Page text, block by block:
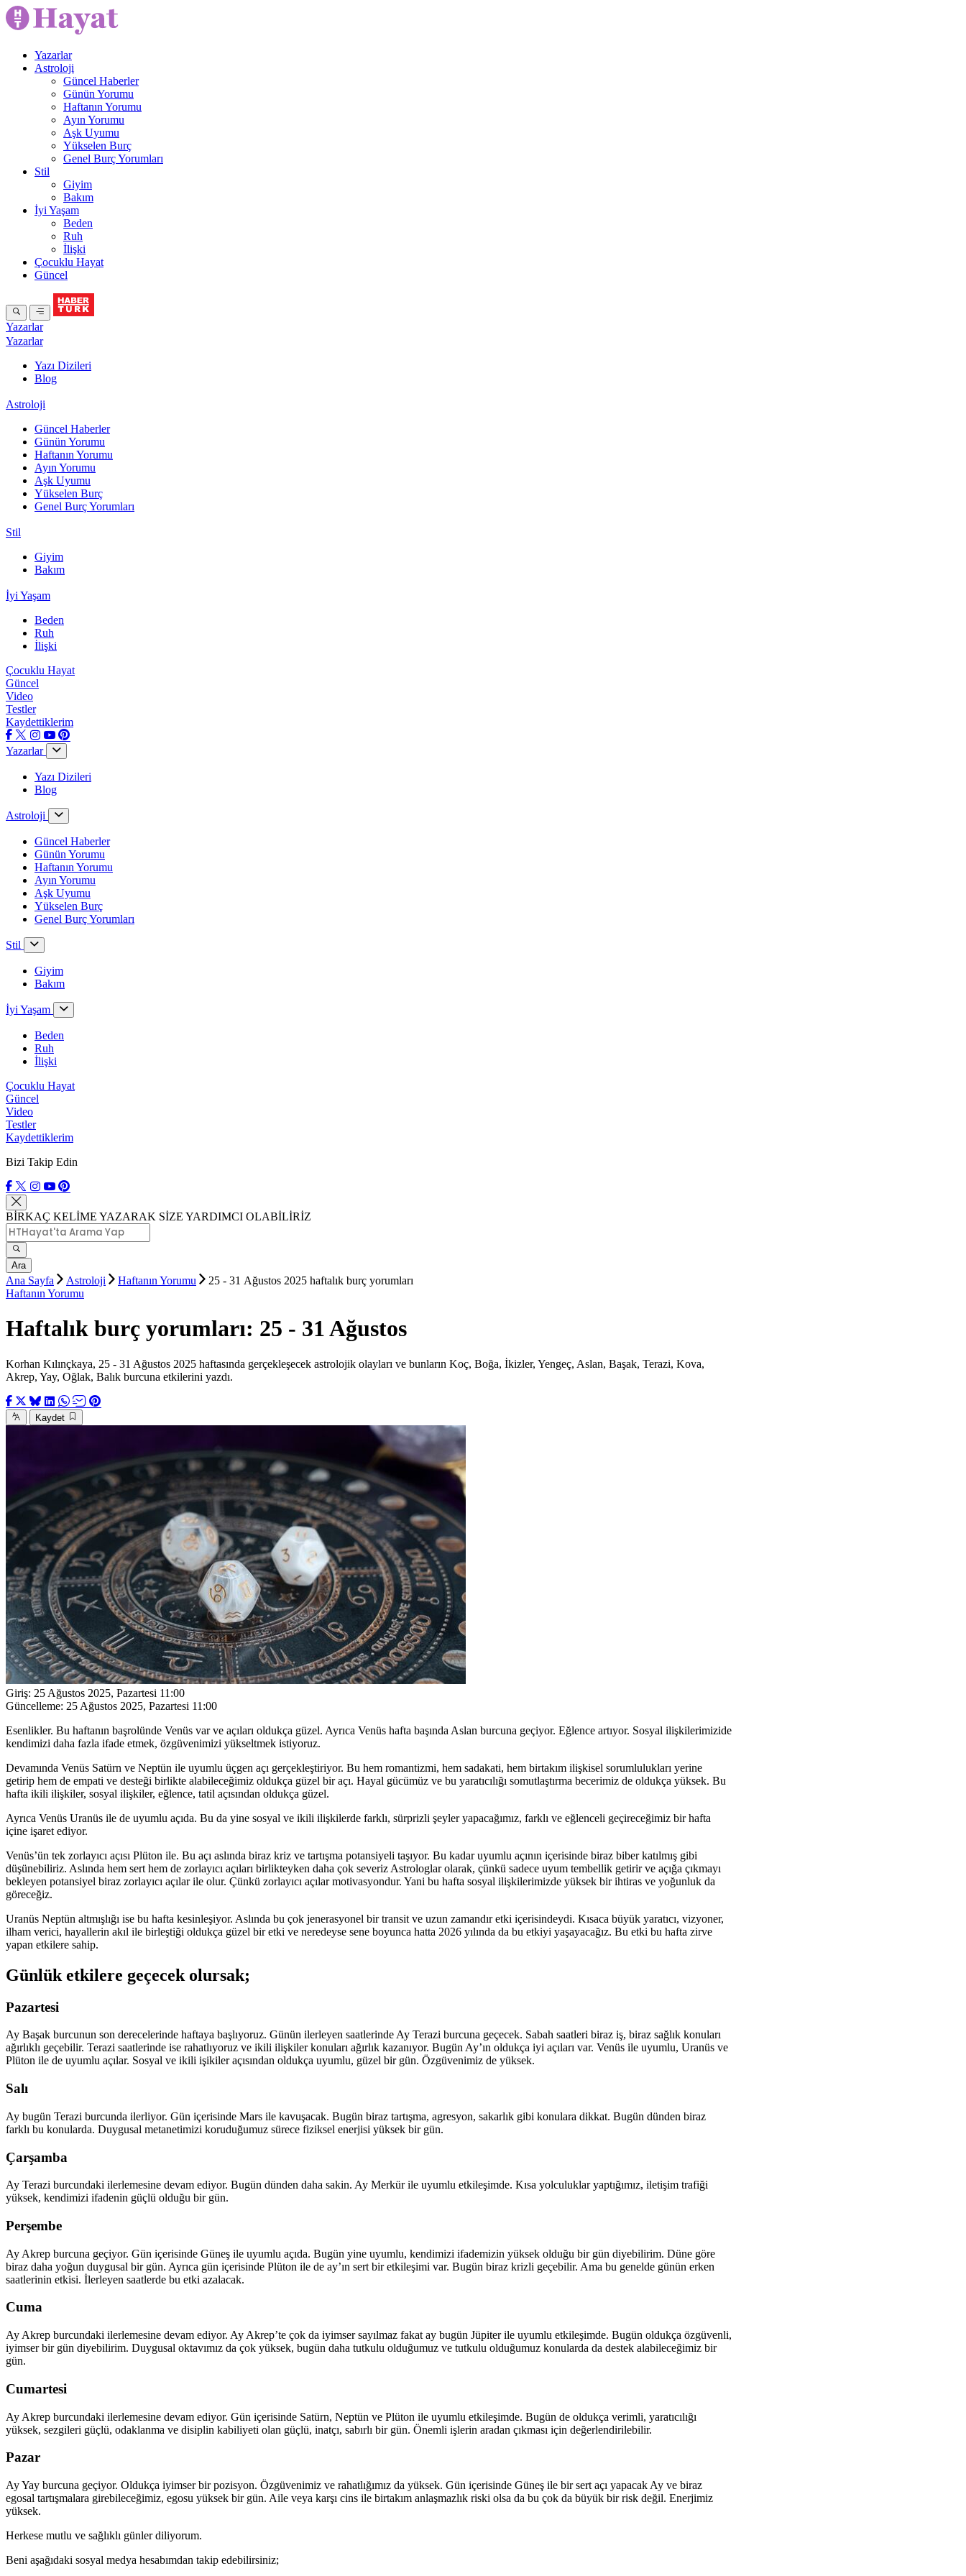
Yazarlar
Astroloji
Güncel Haberler
Günün Yorumu
Haftanın Yorumu
Ayın Yorumu
Aşk Uyumu
Yükselen Burç
Genel Burç Yorumları
Stil
Giyim
Bakım
İyi Yaşam
Beden
Ruh
İlişki
Çocuklu Hayat
Güncel
Yazarlar
Yazarlar
Yazı Dizileri
Blog
Astroloji
Güncel Haberler
Günün Yorumu
Haftanın Yorumu
Ayın Yorumu
Aşk Uyumu
Yükselen Burç
Genel Burç Yorumları
Stil
Giyim
Bakım
İyi Yaşam
Beden
Ruh
İlişki
Çocuklu Hayat
Güncel
Video
Testler
Kaydettiklerim
Yazarlar
Yazı Dizileri
Blog
Astroloji
Güncel Haberler
Günün Yorumu
Haftanın Yorumu
Ayın Yorumu
Aşk Uyumu
Yükselen Burç
Genel Burç Yorumları
Stil
Giyim
Bakım
İyi Yaşam
Beden
Ruh
İlişki
Çocuklu Hayat
Güncel
Video
Testler
Kaydettiklerim
Bizi Takip Edin
BİRKAÇ KELİME YAZARAK SİZE YARDIMCI OLABİLİRİZ
Ara
Ana Sayfa Astroloji Haftanın Yorumu
25 - 31 Ağustos 2025 haftalık burç yorumları
Haftanın Yorumu
Haftalık burç yorumları: 25 - 31 Ağustos
Korhan Kılınçkaya, 25 - 31 Ağustos 2025 haftasında gerçekleşecek astrolojik olayları ve bunların Koç, Boğa, İkizler, Yengeç, Aslan, Başak, Terazi, Kova,
Akrep, Yay, Oğlak, Balık burcuna etkilerini yazdı.
Kaydet
Giriş: 25 Ağustos 2025, Pazartesi 11:00
Güncelleme: 25 Ağustos 2025, Pazartesi 11:00
Esenlikler. Bu haftanın başrolünde Venüs var ve açıları oldukça güzel. Ayrıca Venüs hafta başında Aslan burcuna geçiyor. Eğlence artıyor. Sosyal ilişkilerimizide
kendimizi daha fazla ifade etmek, özgüvenimizi yükseltmek istiyoruz.
Devamında Venüs Satürn ve Neptün ile uyumlu üçgen açı gerçekleştiriyor. Bu hem romantizmi, hem sadakati, hem birtakım ilişkisel sorumlulukları yerine
getirip hem de empati ve desteği birlikte alabileceğimiz oldukça güzel bir açı. Hayal gücümüz ve bu yaratıcılığı somutlaştırma becerimiz de oldukça yüksek. Bu
hafta ikili ilişkiler, sosyal ilişkiler, eğlence, tatil açısından oldukça güzel.
Ayrıca Venüs Uranüs ile de uyumlu açıda. Bu da yine sosyal ve ikili ilişkilerde farklı, sürprizli şeyler yapacağımız, farklı ve eğlenceli geçireceğimiz bir hafta
içine işaret ediyor.
Venüs’ün tek zorlayıcı açısı Plüton ile. Bu açı aslında biraz kriz ve tartışma potansiyeli taşıyor. Bu kadar uyumlu açının içerisinde biraz biber katılmış gibi
düşünebiliriz. Aslında hem sert hem de zorlayıcı açıları birlikteyken daha çok severiz Astrologlar olarak, çünkü sadece uyum tembellik getirir ve açığa çıkmayı
bekleyen potansiyel biraz zorlayıcı açılar ile olur. Çünkü zorlayıcı açılar motivasyondur. Yani bu hafta sosyal ilişkilerimizde yüksek bir ihtiras ve yoğunluk da
göreceğiz.
Uranüs Neptün altmışlığı ise bu hafta kesinleşiyor. Aslında bu çok jenerasyonel bir transit ve uzun zamandır etki içerisindeydi. Kısaca büyük yaratıcı, vizyoner,
ilham verici, hayallerin akıl ile birleştiği oldukça güzel bir etki ve neredeyse sene boyunca hatta 2026 yılında da bu etkiyi yaşayacağız. Bu etki bu hafta zirve
yapan etkilere sahip.
Günlük etkilere geçecek olursak;
Pazartesi
Ay Başak burcunun son derecelerinde haftaya başlıyoruz. Günün ilerleyen saatlerinde Ay Terazi burcuna geçecek. Sabah saatleri biraz iş, biraz sağlık konuları
ağırlıklı geçebilir. Terazi saatlerinde ise rahatlıyoruz ve ikili ilişkiler konuları ağırlık kazanıyor. Bugün Ay’ın oldukça iyi açıları var. Venüs ile uyumlu, Uranüs ve
Plüton ile de uyumlu açılar. Sosyal ve ikili işikiler açısından oldukça uyumlu, güzel bir gün. Özgüvenimiz de yüksek.
Salı
Ay bugün Terazi burcunda ilerliyor. Gün içerisinde Mars ile kavuşacak. Bugün biraz tartışma, agresyon, sakarlık gibi konulara dikkat. Bugün dünden biraz
farklı bu konularda. Duygusal metanetimizi koruduğumuz sürece fiziksel enerjisi yüksek bir gün.
Çarşamba
Ay Terazi burcundaki ilerlemesine devam ediyor. Bugün dünden daha sakin. Ay Merkür ile uyumlu etkileşimde. Kısa yolculuklar yaptığımız, iletişim trafiği
yüksek, kendimizi ifadenin güçlü olduğu bir gün.
Perşembe
Ay Akrep burcuna geçiyor. Gün içerisinde Güneş ile uyumlu açıda. Bugün yine uyumlu, kendimizi ifademizin yüksek olduğu bir gün diyebilirim. Düne göre
biraz daha yoğun duygusal bir gün. Ayrıca gün içerisinde Plüton ile de ay’ın sert bir etkileşimi var. Bugün biraz krizli geçebilir. Ama bu genelde günün erken
saatlerinin etkisi. İlerleyen saatlerde bu etki azalacak.
Cuma
Ay Akrep burcundaki ilerlemesine devam ediyor. Ay Akrep’te çok da iyimser sayılmaz fakat ay bugün Jüpiter ile uyumlu etkileşimde. Bugün oldukça özgüvenli,
iyimser bir gün diyebilirim. Duygusal oktavımız da çok yüksek, bugün daha tutkulu olduğumuz ve tutkulu olduğumuz konularda da destek alabileceğimiz bir
gün.
Cumartesi
Ay Akrep burcundaki ilerlemesine devam ediyor. Gün içerisinde Satürn, Neptün ve Plüton ile uyumlu etkileşimde. Bugün de oldukça verimli, yaratıcılığı
yüksek, sezgileri güçlü, odaklanma ve disiplin kabiliyeti olan güçlü, inatçı, sabırlı bir gün. Önemli işlerin aradan çıkması için değerlendirilebilir.
Pazar
Ay Yay burcuna geçiyor. Oldukça iyimser bir pozisyon. Özgüvenimiz ve rahatlığımız da yüksek. Gün içerisinde Güneş ile bir sert açı yapacak Ay ve biraz
egosal tartışmalara girebileceğimiz, egosu yüksek bir gün. Aile veya karşı cins ile birtakım anlaşmazlık riski olsa da bu çok da büyük bir risk değil. Enerjimiz
yüksek.
Herkese mutlu ve sağlıklı günler diliyorum.
Beni aşağıdaki sosyal medya hesabımdan takip edebilirsiniz;